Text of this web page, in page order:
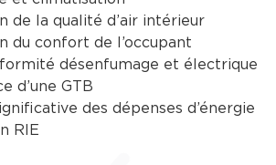
de la qualité d’air intérieur
du confort de l’occupant
désenfumage et électrique
d’une GTB
des dépenses d’énergie
RIE